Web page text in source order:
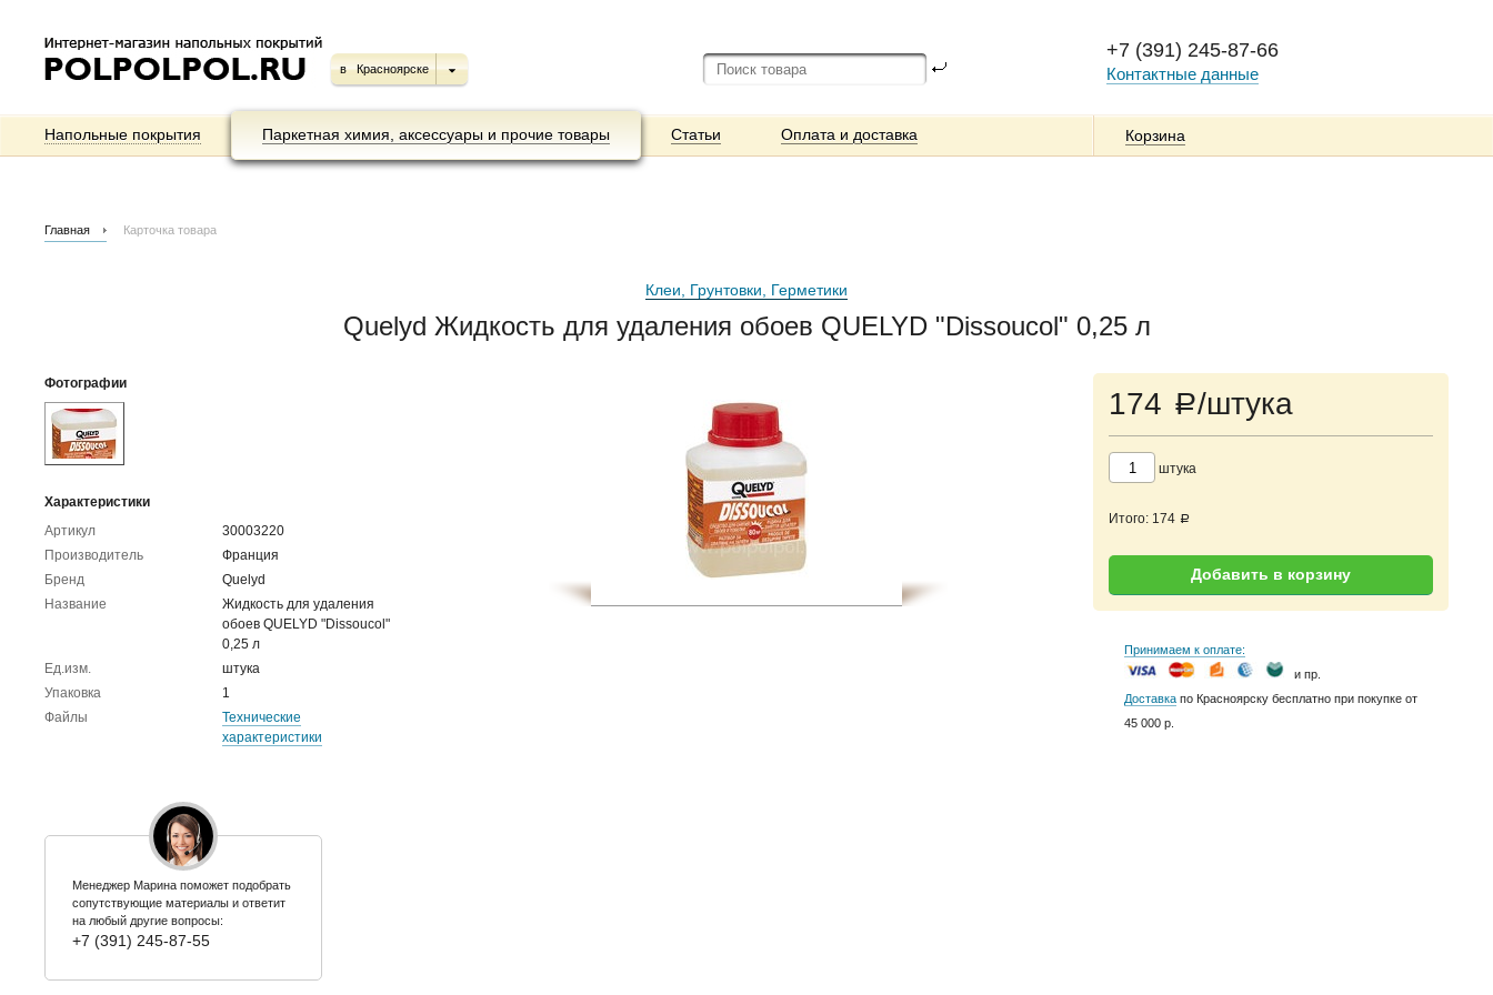
в Красноярске
+7 (391) 245-87-66
Контактные данные
Напольные покрытия Паркетная химия, аксессуары и прочие товары Статьи Оплата и доставка Корзина
Главная Карточка товара
Клеи, Грунтовки, Герметики
Quelyd Жидкость для удаления обоев QUELYD "Dissoucol" 0,25 л
Фотографии
Характеристики
Артикул
30003220
Производитель
Франция
Бренд
Quelyd
Название
Жидкость для удаления
обоев QUELYD "Dissoucol"
0,25 л
Ед.изм.
штука
Упаковка
1
Файлы
Технические
характеристики
174 a/штука
штука
Итого: 174 a
Добавить в корзину
Принимаем к оплате:
и пр.
Доставка по Красноярску бесплатно при покупке от
45 000 р.
Менеджер Марина поможет подобрать
сопутствующие материалы и ответит
на любый другие вопросы:
+7 (391) 245-87-55